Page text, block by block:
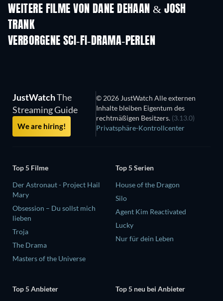
WEITERE FILME VON DANE DEHAAN & JOSH
TRANK
VERBORGENE SCI-FI-DRAMA-PERLEN
JustWatchThe
Streaming Guide
We are hiring!
© 2026 JustWatch Alle externen
Inhalte bleiben Eigentum des
rechtmäßigen Besitzers. (3.13.0)
Privatsphäre-Kontrollcenter
Top 5 Filme
Der Astronaut - Project Hail
Mary
Obsession – Du sollst mich
lieben
Troja
The Drama
Masters of the Universe
Top 5 Serien
House of the Dragon
Silo
Agent Kim Reactivated
Lucky
Nur für dein Leben
Top 5 Anbieter
Top 5 neu bei Anbieter